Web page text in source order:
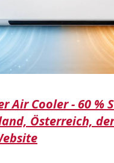
Air Cooler - 60 %
Österreich,